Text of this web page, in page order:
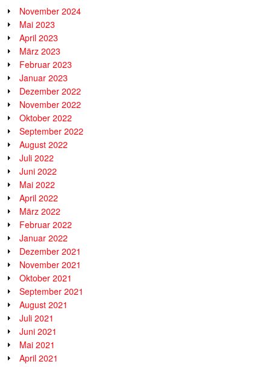
November 2024
Mai 2023
April 2023
März 2023
Februar 2023
Januar 2023
Dezember 2022
November 2022
Oktober 2022
September 2022
August 2022
Juli 2022
Juni 2022
Mai 2022
April 2022
März 2022
Februar 2022
Januar 2022
Dezember 2021
November 2021
Oktober 2021
September 2021
August 2021
Juli 2021
Juni 2021
Mai 2021
April 2021